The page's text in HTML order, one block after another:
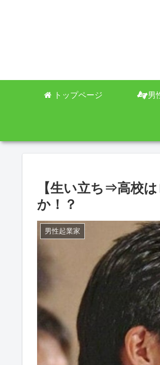
トップページ 男
【生い立ち⇒高校
か！？
男性起業家